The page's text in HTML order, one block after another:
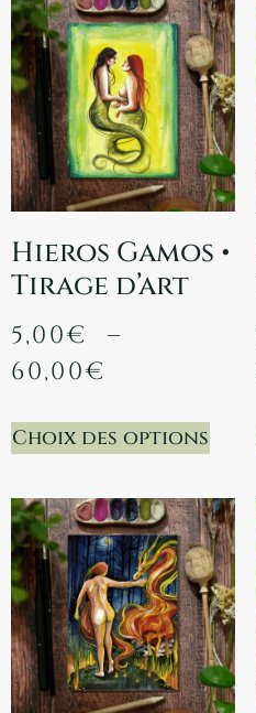
Hieros Gamos •
Tirage d’art
5,00€
–
60,00€
Choix des options